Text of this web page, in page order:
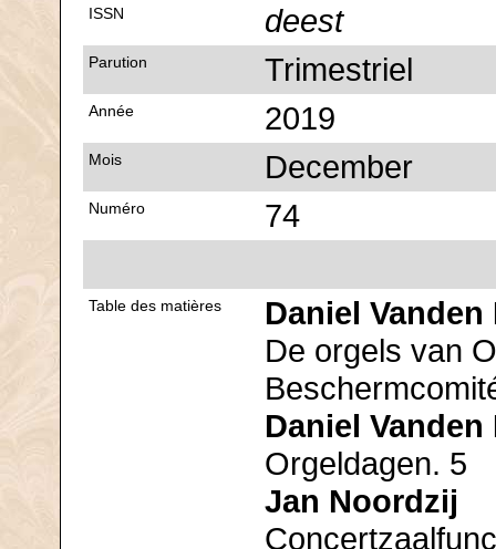
ISSN deest
Parution Trimestriel
Année 2019
Mois December
Numéro 74
Table des matières
Daniel
De orgels van
Daniel
Orgeldagen. 5
Jan Noordzij